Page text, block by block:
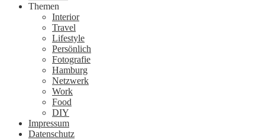
Themen
Interior
Travel
Lifestyle
Persönlich
Fotografie
Hamburg
Netzwerk
Work
Food
DIY
Impressum
Datenschutz